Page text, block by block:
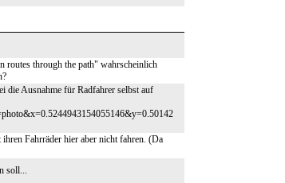
routes through the path" wahrscheinlich
die Ausnahme für Radfahrer selbst auf
Fahrräder hier aber nicht fahren. (Da
soll...